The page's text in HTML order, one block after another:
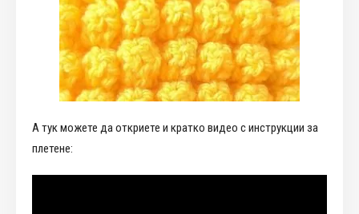
А тук можете да откриете и кратко видео с инструкции за
плетене: